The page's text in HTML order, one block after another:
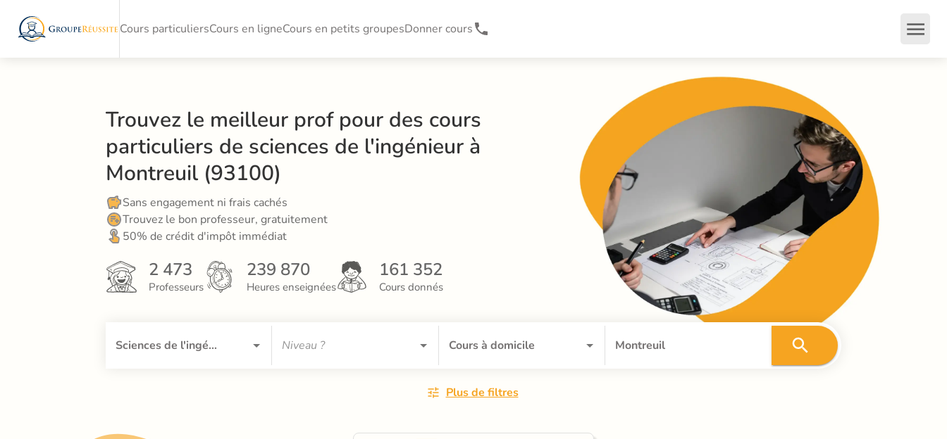
Cours particuliersCours en ligneCours en petits groupesDonner cours
Trouvez le meilleur prof pour des cours
particuliers de sciences de l'ingénieur à
Montreuil (93100)
Sans engagement ni frais cachés
Trouvez le bon professeur, gratuitement
50% de crédit d'impôt immédiat
2 473
Professeurs
239 870
Heures enseignées
161 352
Cours donnés
Plus de filtres